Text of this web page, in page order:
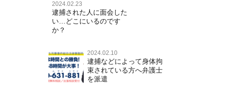
2024.02.23
逮捕された人に面会した
い…どこにいるのです
か？
2024.02.10
逮捕などによって身体拘
束されている方へ弁護士
を派遣